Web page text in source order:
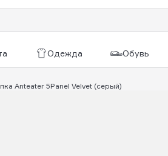
Одежда Обувь
Anteater 5Panel Velvet (серый)